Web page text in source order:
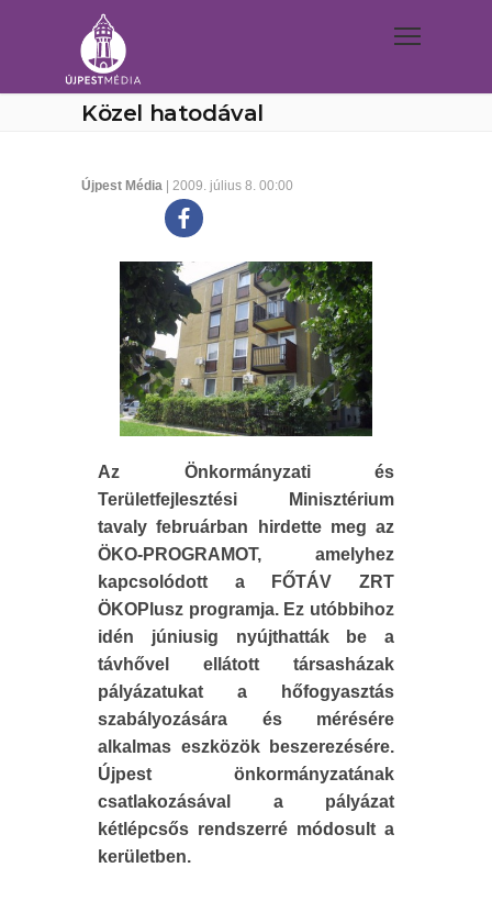
Közel hatodával
Újpest Média | 2009. július 8. 00:00
Az Önkormányzati és
Területfejlesztési Minisztérium
tavaly februárban hirdette meg az
ÖKO-PROGRAMOT, amelyhez
kapcsolódott a FŐTÁV ZRT
ÖKOPlusz programja. Ez utóbbihoz
idén júniusig nyújthatták be a
távhővel ellátott társasházak
pályázatukat a hőfogyasztás
szabályozására és mérésére
alkalmas eszközök beszerezésére.
Újpest önkormányzatának
csatlakozásával a pályázat
kétlépcsős rendszerré módosult a
kerületben.